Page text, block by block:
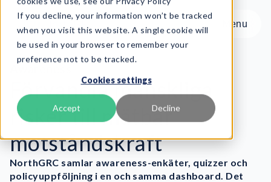
If you decline, your information won’t be tracked
when you visit this website. A single cookie will
be used in your browser to remember your
preference not to be tracked.
Cookies settings
Accept Decline
Menu
Menu
Produkt
Tjänster
Resurser
Om oss
Book Demo
Awareness
Förvandla mänskliga
risker till mätbar
motståndskraft
NorthGRC samlar awareness-enkäter, quizzer och
policyuppföljning i en och samma dashboard. Det